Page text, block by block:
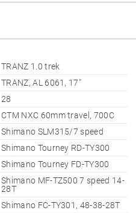
TRANZ 1.0 trek
TRANZ, AL 6061, 17"
28
CTM NXC 60mm travel, 700C
Shimano SLM315/7 speed
Shimano Tourney RD-TY300
Shimano Tourney FD-TY300
Shimano MF-TZ500 7 speed 14-
28T
Shimano FC-TY301, 48-38-28T